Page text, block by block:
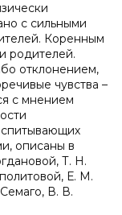
с сильными
Коренным
родителей.
отклонением,
чувства –
с мнением
описаны в
Т. Н.
Е. М.
В. В.